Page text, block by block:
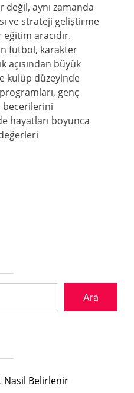
aynı zamanda
ve strateji geliştirme
aracıdır.
futbol, karakter
açısından büyük
kulüp düzeyinde
genç
becerilerini
hayatları boyunca
Ara
Nasil Belirlenir